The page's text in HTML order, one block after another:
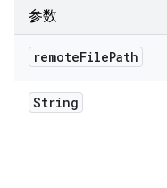
参数
remoteFilePath
String